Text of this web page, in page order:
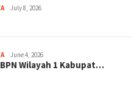
July 8, 2026
June 4, 2026
Wilayah 1 Kabupat…